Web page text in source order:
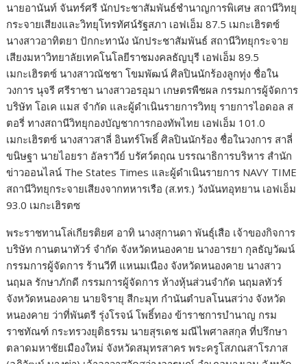
นายอานันท์ จันทร์ศรี นักประชาสัมพันธ์ชำนาญการพิเศษ สถานีวิทยุ
กระจายเสียงและวิทยุโทรทัศน์รัฐสภา เอฟเอ็ม 87.5 เมกะเฮิรตซ์
นางสาวอาทิตยา ปักกะทานัง นักประชาสัมพันธ์ สถานีวิทยุกระจาย
เสียงมหาวิทยาลัยเทคโนโลยีราชมงคลธัญบุรี เอฟเอ็ม 89.5
เมกะเฮิรตซ์ นางสาวณัชชา โขมพัฒน์ ศิลปินนักร้องลูกทุ่ง ชื่อใน
วงการ นุจรี ศรีราชา นางสาวอรอุมา เกษตรพืชผล กรรมการผู้จัดการ
บริษัท โอเค แมส จำกัด และผู้ดำเนินรายการวิทยุ รายการไอดอล ส
ตอรี่ ทางสถานีวิทยุกองบัญชาการกองทัพไทย เอฟเอ็ม 101.0
เมกะเฮิรตซ์ นางสาวสาลี่ อินทร์โพธิ์ ศิลปินนักร้อง ชื่อในวงการ สาลี่
ขนิษฐา นายไอยรา อัลราวีย์ บรัศว์ตฤณ บรรณาธิการบริหาร สำนัก
ข่าวออนไลน์ The States Times และผู้ดำเนินรายการ NAVY TIME
สถานีวิทยุกระจายเสียงจากทหารเรือ (ส.ทร.) วังนันทอุทยาน เอฟเอ็ม
93.0 เมกะเฮิรตซ
พระราชทานโล่เกียรติยศ อาทิ นางสุกานดา พันธุ์เสือ เจ้าของกิจการ
บริษัท กานตนาทัวร์ จำกัด จังหวัดหนองคาย นางอารยา กุลธัญวัฒน์
กรรมการผู้จัดการ ร้านวีที แหนมเนือง จังหวัดหนองคาย นางสาว
นฤมล รักษาภักดี กรรมการผู้จัดการ ห้างหุ้นส่วนจำกัด นฤมลทัวร์
จังหวัดหนองคาย นายจิรายุ สีกะมุท กำนันตำบลโนนสว่าง จังหวัด
หนองคาย ว่าที่พันตรี รุ่งโรจน์ โพธิ์ทอง ข้าราชการบำนาญ กรม
ราชทัณฑ์ กระทรวงยุติธรรม นายสุรเดช มณีไพศาลสกุล ที่ปรึกษา
ตลาดมหาชัยเมืองใหม่ จังหวัดสมุทรสาคร พระครูโสภณสาโรภาส